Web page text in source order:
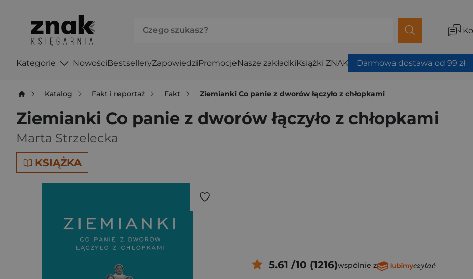
Kategorie NowościBestselleryZapowiedziPromocjeNasze zakładkiKsiążki ZNAK Darmowa dostawa od 99 zł
Katalog Fakt i reportaż Fakt Ziemianki Co panie z dworów łączyło z chłopkami
Ziemianki Co panie z dworów łączyło z chłopkami
Marta Strzelecka
KSIĄŻKA
5.61 /10 (1216)wspólnie z